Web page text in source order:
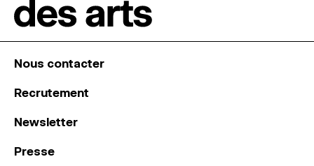
Nous contacter
Recrutement
Newsletter
Presse